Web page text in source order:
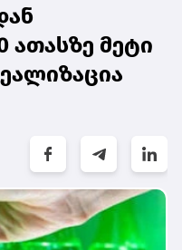
ათასზე მეტი